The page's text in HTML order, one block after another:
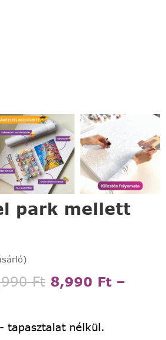
park mellett
Ft 8,990 Ft –
tapasztalat nélkül.